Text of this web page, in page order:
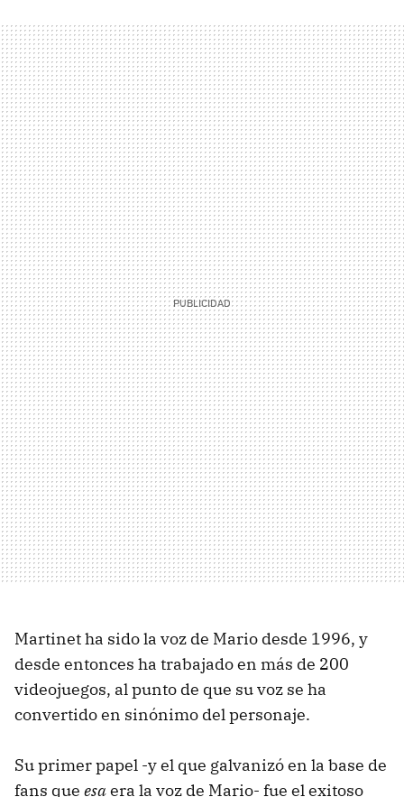
Martinet ha sido la voz de Mario desde 1996, y
desde entonces ha trabajado en más de 200
videojuegos, al punto de que su voz se ha
convertido en sinónimo del personaje.
Su primer papel -y el que galvanizó en la base de
fans que esaera la voz de Mario- fue el exitoso